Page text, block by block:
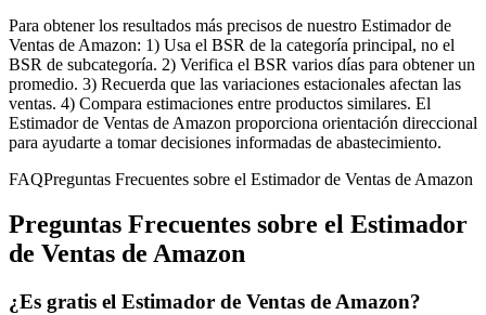
Para obtener los resultados más precisos de nuestro Estimador de
Ventas de Amazon: 1) Usa el BSR de la categoría principal, no el
BSR de subcategoría. 2) Verifica el BSR varios días para obtener un
promedio. 3) Recuerda que las variaciones estacionales afectan las
ventas. 4) Compara estimaciones entre productos similares. El
Estimador de Ventas de Amazon proporciona orientación direccional
para ayudarte a tomar decisiones informadas de abastecimiento.
FAQPreguntas Frecuentes sobre el Estimador de Ventas de Amazon
Preguntas Frecuentes sobre el Estimador
de Ventas de Amazon
¿Es gratis el Estimador de Ventas de Amazon?